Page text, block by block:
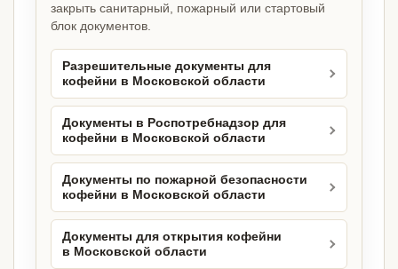
закрыть санитарный, пожарный или стартовый
блок документов.
Разрешительные документы для
кофейни в Московской области
Документы в Роспотребнадзор для
кофейни в Московской области
Документы по пожарной безопасности
кофейни в Московской области
Документы для открытия кофейни
в Московской области